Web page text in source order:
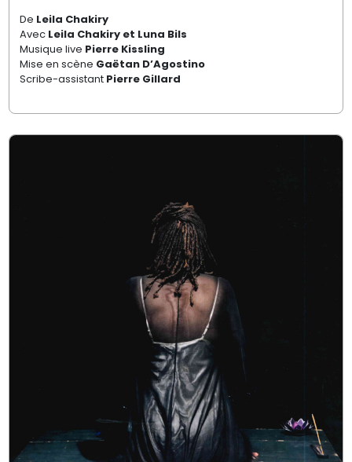
De Leila Chakiry
Avec Leila Chakiry et Luna Bils
Musique live Pierre Kissling
Mise en scène Gaëtan D’Agostino
Scribe-assistant Pierre Gillard